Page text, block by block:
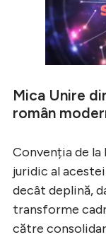
Mica Unire
român
Convenția de la
juridic al
decât deplină,
transforme
către